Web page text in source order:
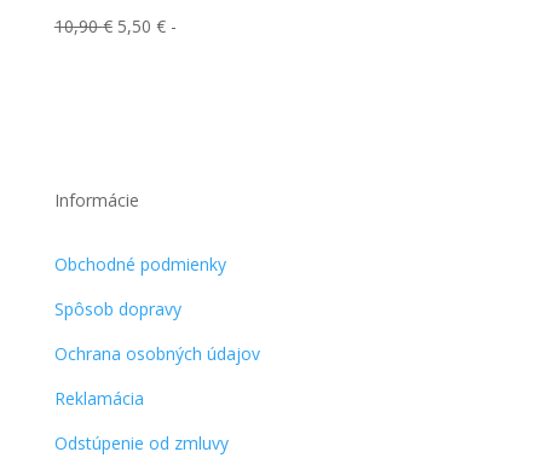
10,90€ Pôvodná
5,50 €Aktuálna
-
Informácie
Obchodné podmienky
Spôsob dopravy
Ochrana osobných údajov
Reklamácia
Odstúpenie od zmluvy